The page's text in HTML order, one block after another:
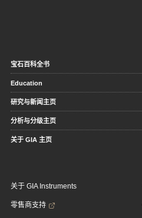
宝石百科全书
Education
研究与新闻主页
分析与分级主页
关于 GIA 主页
关于 GIA Instruments
零售商支持